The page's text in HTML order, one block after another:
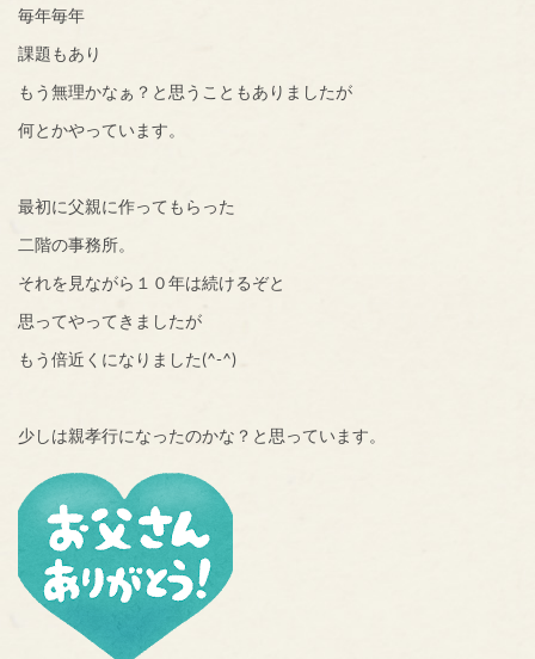
毎年毎年
課題もあり
もう無理かなぁ？と思うこともありましたが
何とかやっています。
最初に父親に作ってもらった
二階の事務所。
それを見ながら１０年は続けるぞと
思ってやってきましたが
もう倍近くになりました(^-^)
少しは親孝行になったのかな？と思っています。